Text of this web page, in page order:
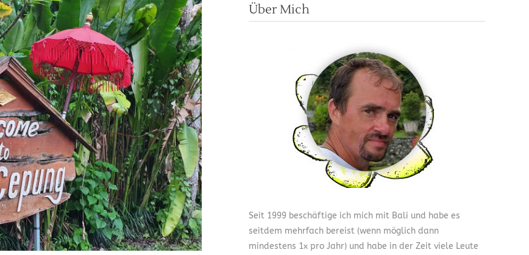
Über Mich
Seit 1999 beschäftige ich mich mit Bali und habe es
seitdem mehrfach bereist (wenn möglich dann
mindestens 1x pro Jahr) und habe in der Zeit viele Leute